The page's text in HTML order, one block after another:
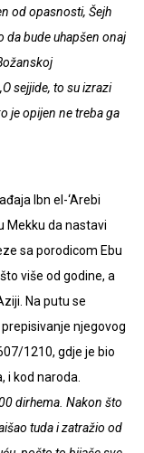
od opasnosti, Šejh
da bude uhapšen onaj
sejjide, to su izrazi
je opijen ne treba ga
Ibn el-‘Arebi
Mekku da nastavi
sa porodicom Ebu
više od godine, a
Na putu se
njegovog
1210, gdje je bio
i kod naroda.
dirhema. Nakon što
tuda i zatražio od